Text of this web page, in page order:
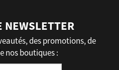
NEWSLETTER
des promotions, de
nos boutiques :